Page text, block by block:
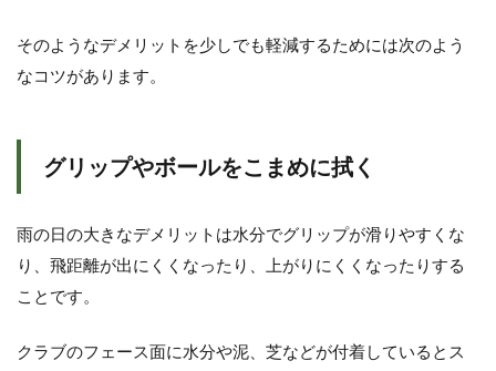
そのようなデメリットを少しでも軽減するためには次のよう
なコツがあります。
グリップやボールをこまめに拭く
雨の日の大きなデメリットは水分でグリップが滑りやすくな
り、飛距離が出にくくなったり、上がりにくくなったりする
ことです。
クラブのフェース面に水分や泥、芝などが付着しているとス